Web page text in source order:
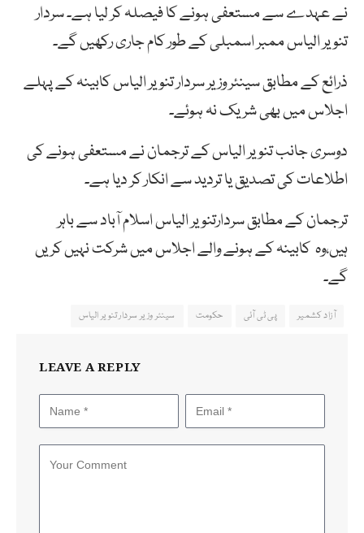
نے عہدے سے مستعفی ہونے کا فیصلہ کر لیا ہے۔ سردار
تنویر الیاس ممبر اسمبلی کے طور کام جاری رکھیں گے۔
ذرائع کے مطابق سینئر وزیر سردار تنویر الیاس کابینہ کے پہلے
اجلاس میں بھی شریک نہ ہوئے۔
دوسری جانب تنویر الیاس کے ترجمان نے مستعفی ہونے کی
اطلاعات کی تصدیق یا تردید سے انکار کر دیا ہے۔
ترجمان کے مطابق سردارتنویر الیاس اسلام آباد سے باہر
ہیں،وہ کابینہ کے ہونے والے اجلاس میں شرکت نہیں کریں
گے۔
آزاد کشمیر پی ٹی آئی حکومت سینئر وزیر سردار تنویر الیاس
LEAVE A REPLY